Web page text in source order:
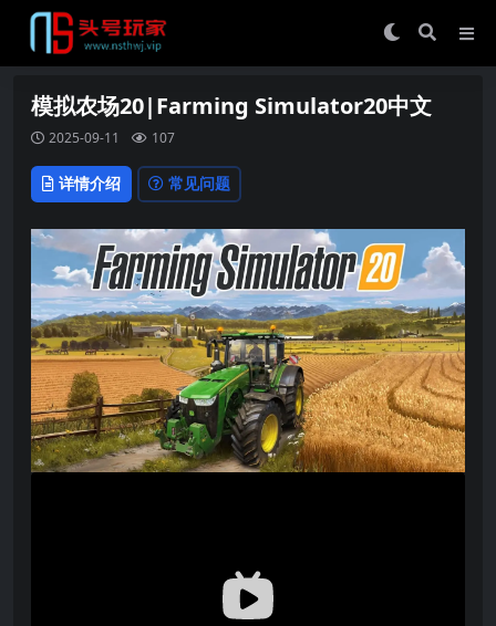
模拟农场20|Farming Simulator20中文
2025-09-11 107
详情介绍 常见问题